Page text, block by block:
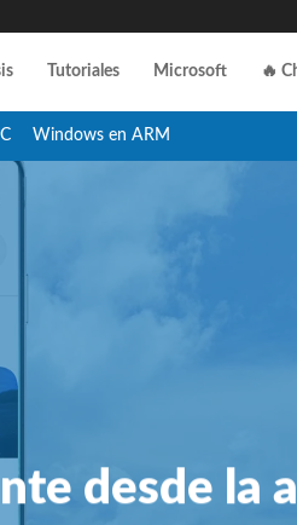
Tutoriales Microsoft 🔥
Windows en ARM
desde la